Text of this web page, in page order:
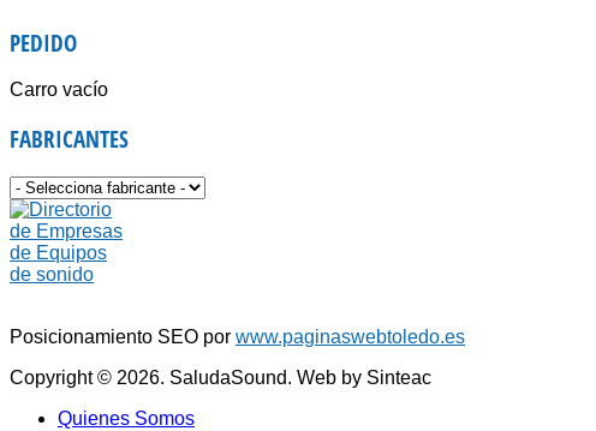
Giradiscos
PEDIDO
Carro vacío
FABRICANTES
Posicionamiento SEO por www.paginaswebtoledo.es
Copyright © 2026. SaludaSound. Web by Sinteac
Quienes Somos